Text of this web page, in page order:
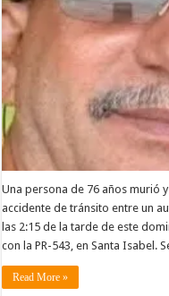
Una persona de 76 años murió
accidente de tránsito entre un
las 2:15 de la tarde de este
con la PR-543, en Santa Isabel.
Read More »